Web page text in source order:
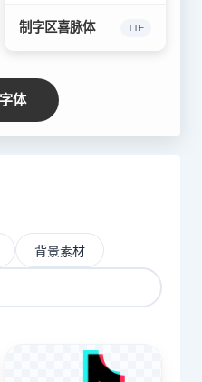
制字区喜脉体 TTF
体
背景素材